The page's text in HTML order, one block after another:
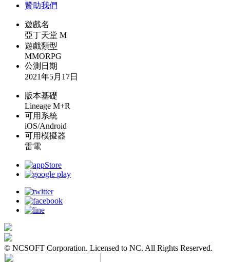
贊助我們
遊戲名
亞丁天堂 M
遊戲類型
MMORPG
公測日期
2021年5月17日
版本基礎
Lineage M+R
可用系統
iOS/Android
可用模擬器
雷電
© NCSOFT Corporation. Licensed to NC. All Rights Reserved.